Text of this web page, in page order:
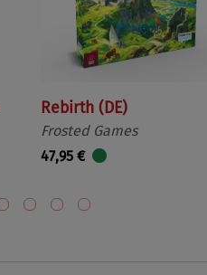
Rebirth (DE)
Frosted Games
47,95 €